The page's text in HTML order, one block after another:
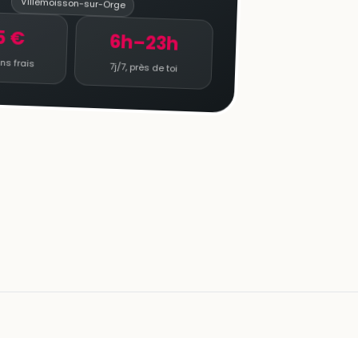
Villemoisson-sur-Orge
€
frais
6h–23h
7j/7, près de toi